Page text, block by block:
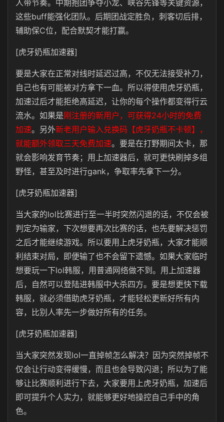
人带节奏。中期抱团争夺小龙、峡谷先锋等关键资源，
这些buff能强化团队。后期团战定胜负，刺客切后排，
辅助保C位，配合默契才能打赢。
[虎牙奶瓶加速器]
要是大家在正常对线时延迟过高，不仅无法接受补刀，
自己也有可能被对方拿下一血。所以得使用虎牙奶瓶，
加速过后才能拒绝高延迟，让你的每个操作都变得行云
流水。如果是刚注册的新用户，可获得24小时的免费
加速。另外新老用户输入兑换码【虎牙奶瓶不卡顿】，
就能额外领取三天免费加速。要是在打野期间太卡，那
就会影响发育节奏；用上加速器后，就可更快刷掉多组
野怪，甚至及时进行gank，争取率先拿下一分。
[虎牙奶瓶加速器]
当大家的lol比赛进行至一半时突然闪退的话，不仅会被
判定为输家，下次想要再次比赛的话，也先要解决惩罚
之后才能继续游戏。所以要用上虎牙奶瓶，大家才能顺
利结束对局，即便输了也不会留下遗憾。如果大家临时
想要玩一下lol韩服，用普通网络做不到。用上加速器
后，自然可以登陆进韩服中大杀四方。要是想更快下载
韩服，就必须借助虎牙奶瓶，才能轻松更新好所有内
容，比别人率先一步做好所有的任务。
[虎牙奶瓶加速器]
当大家突然发现lol一直掉帧怎么解决？因为突然掉帧不
仅会让行动变得缓慢，而且也会导致闪退；所以为了能
够让比赛顺利进行下去，大家要用上虎牙奶瓶，加速后
即可提升个人实力，就能够更好地操控自己手中的角
色。